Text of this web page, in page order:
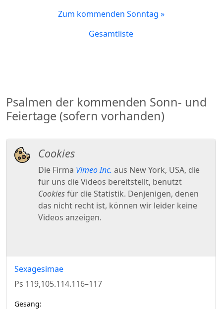
Zum kommenden Sonntag »
Gesamtliste
Psalmen der kommenden Sonn- und
Feiertage (sofern vorhanden)
Sexagesimae
Ps 119,105.114.116–117
Gesang: